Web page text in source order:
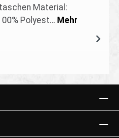
Material:
Polyest… Mehr